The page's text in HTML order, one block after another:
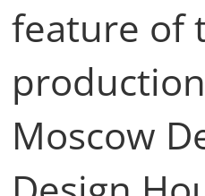
feature of
Moscow